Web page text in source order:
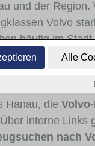
Alle
und der Region.
Volvo
häufig im
sehen sind und
interessant
von
Hanau, die
interne Links
nach